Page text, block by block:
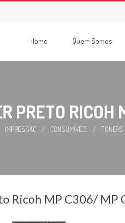
Home Quem Somos
PRETO
IMPRESSÃO / CONSUMÍVEIS / TONERS
Ricoh MP C306/ MP